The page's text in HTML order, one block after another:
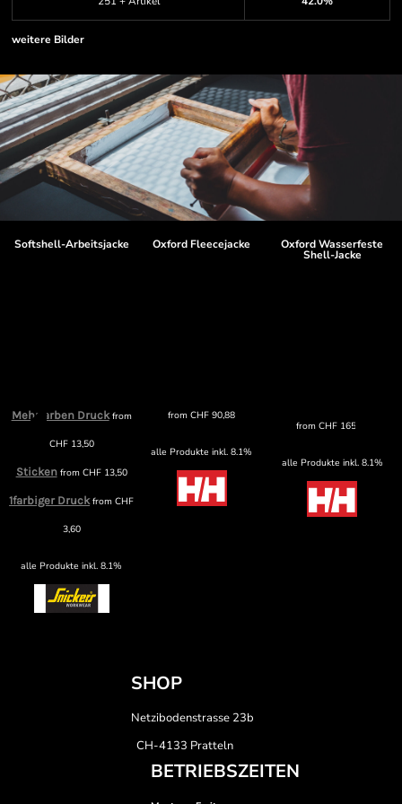
weitere Bilder
Softshell-Arbeitsjacke
Mehrfarben Druckfrom
CHF13,50
Stickenfrom CHF13,50
1farbiger DruckfromCHF
3,60
alle Produkte inkl. 8.1%
Oxford Fleecejacke
fromCHF 90,88
alle Produkte inkl. 8.1%
Oxford Wasserfeste
Shell-Jacke
from CHF165,89
alle Produkte inkl. 8.1%
SHOP
Netzibodenstrasse 23b
CH-4133 Pratteln
BETRIEBSZEITEN